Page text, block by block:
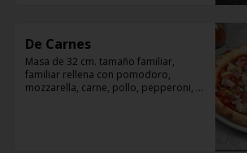
De Carnes
Masa de 32 cm. tamaño familiar,
familiar rellena con pomodoro,
mozzarella, carne, pollo, pepperoni,